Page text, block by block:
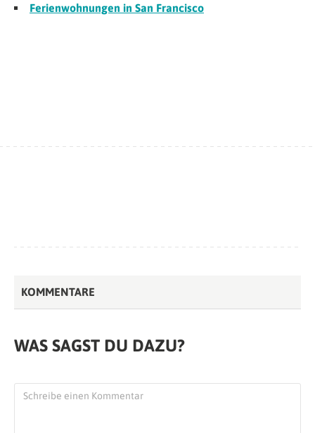
Ferienwohnungen in San Francisco
KOMMENTARE
WAS SAGST DU DAZU?